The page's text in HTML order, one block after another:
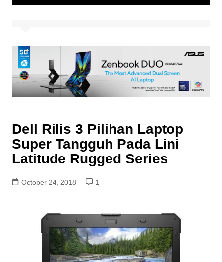
Dell Rilis 3 Pilihan Laptop
Super Tangguh Pada Lini
Latitude Rugged Series
October 24, 2018 1